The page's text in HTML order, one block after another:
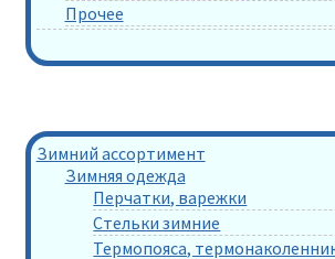
Прочее
Зимний ассортимент
Зимняя одежда
Перчатки, варежки
Стельки зимние
Термопояса,